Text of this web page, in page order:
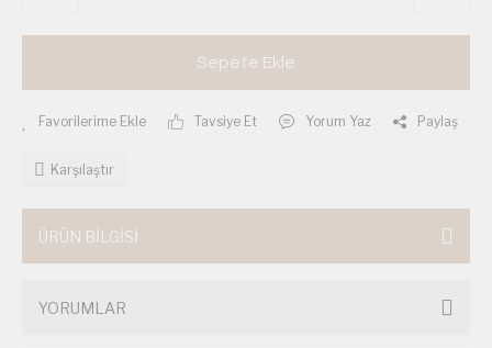
Sepete Ekle
Tavsiye Et Yorum Yaz Paylaş
Karşılaştır
ÜRÜN BİLGİSİ
YORUMLAR